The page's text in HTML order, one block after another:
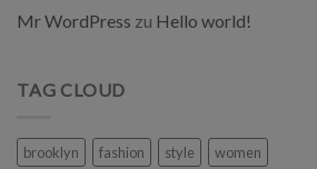
Mr WordPress zu Hello world!
TAG CLOUD
brooklyn fashion style women